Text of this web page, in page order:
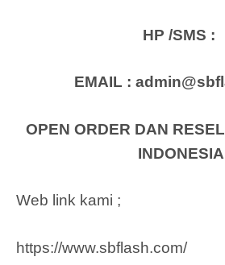
HP /SMS :
EMAIL :
OPEN ORDER DAN
INDONESIA
Web link kami ;
https://www.sbflash.com/